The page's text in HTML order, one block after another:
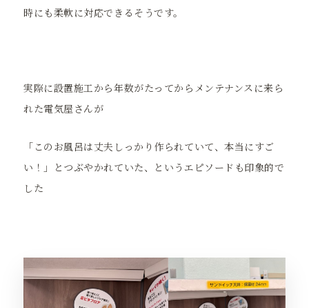
時にも柔軟に対応できるそうです。
実際に設置施工から年数がたってからメンテナンスに来ら
れた電気屋さんが
「このお風呂は丈夫しっかり作られていて、本当にすご
い！」とつぶやかれていた、というエピソードも印象的で
した